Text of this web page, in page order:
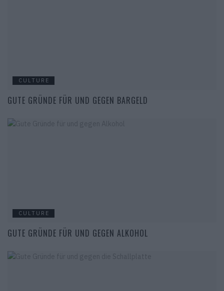
CULTURE
GUTE GRÜNDE FÜR UND GEGEN BARGELD
CULTURE
GUTE GRÜNDE FÜR UND GEGEN ALKOHOL